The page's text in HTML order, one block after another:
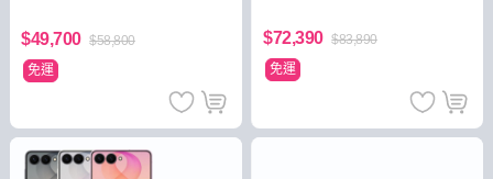
$49,700 $58,800
免運
$72,390 $83,890
免運